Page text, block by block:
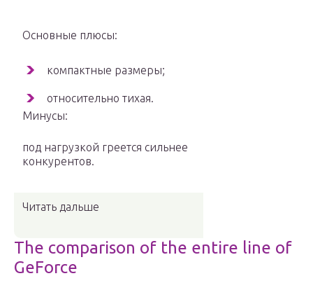
Основные плюсы:
компактные размеры;
относительно тихая.
Минусы:
под нагрузкой греется сильнее
конкурентов.
Читать дальше
The comparison of the entire line of
GeForce